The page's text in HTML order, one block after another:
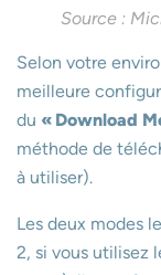
Source :
Selon votre
meilleure
du « Download
méthode de
à utiliser).
Les deux modes
2, si vous utilisez